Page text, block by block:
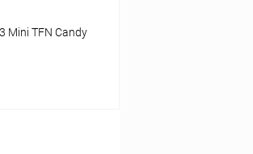
Mini TFN Candy